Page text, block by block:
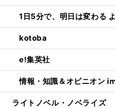
1日5分で、明日は変わる
kotoba
e!集英社
情報・知識＆オピニオン
ライトノベル・ノベライズ